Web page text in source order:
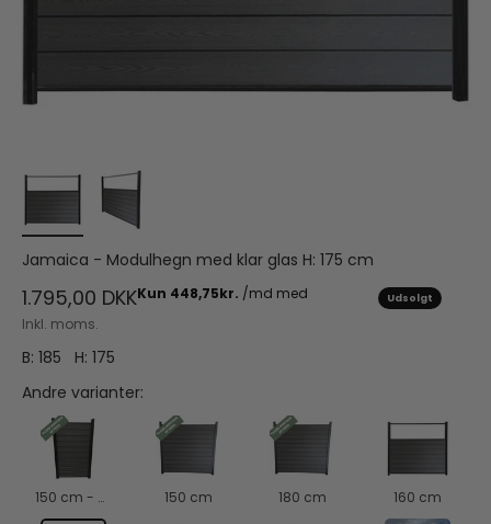
Jamaica - Modulhegn med klar glas H: 175 cm
Salgspris
1.795,00 DKK Udsolgt
Inkl. moms.
B: 185 H: 175
Andre varianter:
150 cm - B: 95 cm 150 cm 180 cm 160 cm